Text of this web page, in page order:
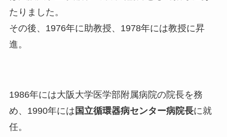
たりました。
その後、1976年に助教授、1978年には教授に昇
進。
1986年には大阪大学医学部附属病院の院長を務
め、1990年には 国立循環器病センター病院長に就
任。